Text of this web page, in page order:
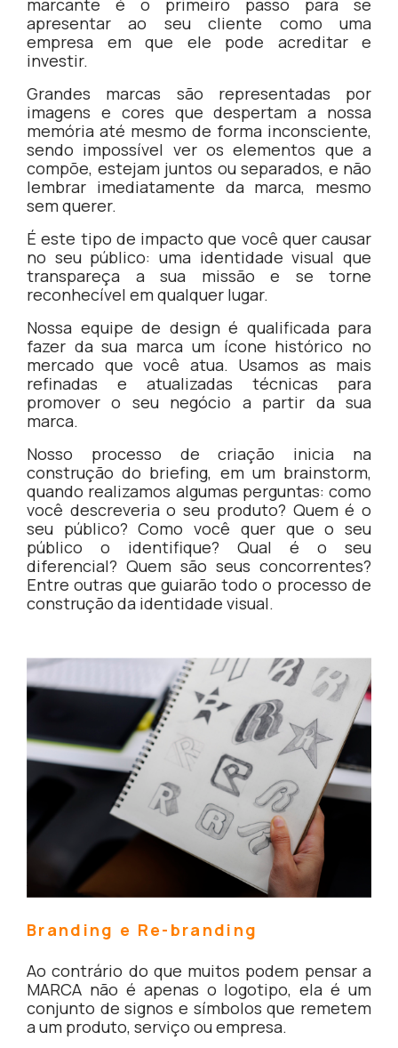
marcante é o primeiro passo para se
apresentar ao seu cliente como uma
empresa em que ele pode acreditar e
investir.
Grandes marcas são representadas por
imagens e cores que despertam a nossa
memória até mesmo de forma inconsciente,
sendo impossível ver os elementos que a
compõe, estejam juntos ou separados, e não
lembrar imediatamente da marca, mesmo
sem querer.
É este tipo de impacto que você quer causar
no seu público: uma identidade visual que
transpareça a sua missão e se torne
reconhecível em qualquer lugar.
Nossa equipe de design é qualificada para
fazer da sua marca um ícone histórico no
mercado que você atua. Usamos as mais
refinadas e atualizadas técnicas para
promover o seu negócio a partir da sua
marca.
Nosso processo de criação inicia na
construção do briefing, em um brainstorm,
quando realizamos algumas perguntas: como
você descreveria o seu produto? Quem é o
seu público? Como você quer que o seu
público o identifique? Qual é o seu
diferencial? Quem são seus concorrentes?
Entre outras que guiarão todo o processo de
construção da identidade visual.
Branding e Re-branding
Ao contrário do que muitos podem pensar a
MARCA não é apenas o logotipo, ela é um
conjunto de signos e símbolos que remetem
a um produto, serviço ou empresa.